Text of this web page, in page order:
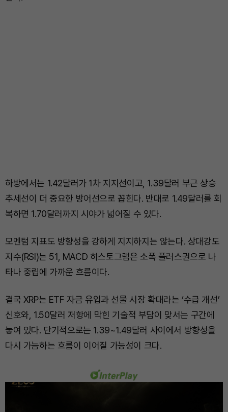
하방에서는 1.42달러가 1차 지지선이고, 1.39달러 부근 상승
추세선이 더 중요한 방어선으로 꼽힌다. 반대로 1.49달러를 회
복하면 1.70달러까지 시야가 넓어질 수 있다.
모멘텀 지표도 방향성을 강하게 지지하지는 않는다. 상대강도
지수(RSI)는 51, MACD 히스토그램은 소폭 플러스권으로 나
타나 중립에 가까운 흐름이다.
결국 XRP는 ETF 자금 유입과 선물 시장 확대라는 ‘수급 개선’
신호와, 1.50달러 저항에 막힌 기술적 부담이 맞서는 구간에
놓여 있다. 단기적으로는 1.39~1.49달러 사이에서 방향성을
다시 가늠하는 흐름이 이어질 가능성이 크다.